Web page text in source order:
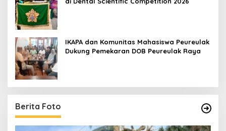
IKAPA dan Komunitas Mahasiswa Peureulak
Dukung Pemekaran DOB Peureulak Raya
Berita Foto